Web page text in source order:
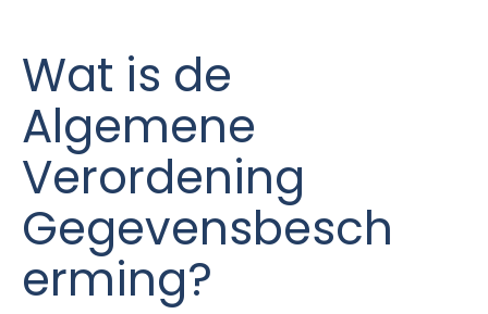
Wat is de
Algemene
Verordening
Gegevensbesch
erming?